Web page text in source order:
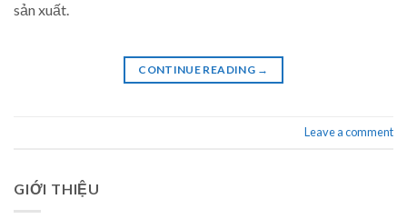
sản xuất.
CONTINUE READING →
Leave a comment
GIỚI THIỆU